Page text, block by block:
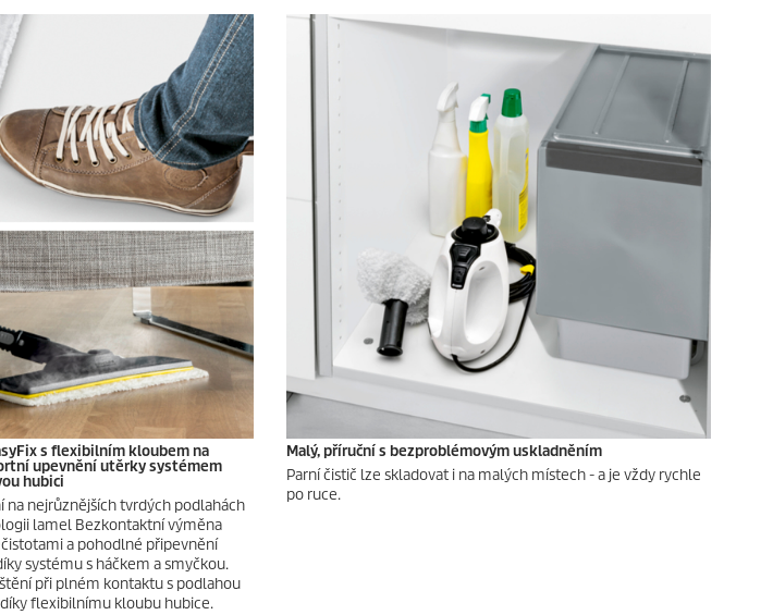
s flexibilním kloubem na
upevnění utěrky systémem
hubici
na nejrůznějších tvrdých podlahách
lamel Bezkontaktní výměna
a pohodlné připevnění
systému s háčkem a smyčkou.
při plném kontaktu s podlahou
flexibilnímu kloubu hubice.
Malý, příruční s bezproblémovým uskladněním
Parní čistič lze skladovat i na malých místech - a je vždy rychle
po ruce.